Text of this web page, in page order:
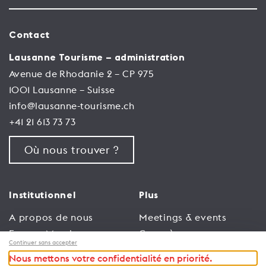
Contact
Lausanne Tourisme – administration
Avenue de Rhodanie 2 – CP 975
1001 Lausanne – Suisse
info@lausanne-tourisme.ch
+41 21 613 73 73
Où nous trouver ?
Institutionnel
A propos de nous
Espace Membres
Emploi
Plus
Meetings & events
Congrès
Trade
Continuer sans accepter
Nous mettons votre confidentialité en priorité.